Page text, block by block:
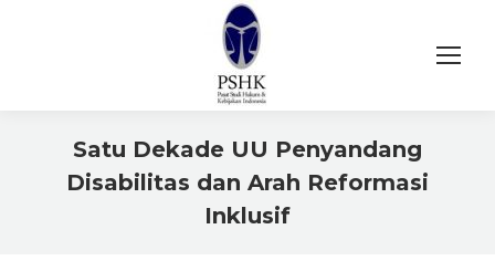
Satu Dekade UU Penyandang
Disabilitas dan Arah Reformasi
Inklusif